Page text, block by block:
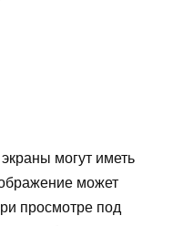
могут иметь
может
просмотре под